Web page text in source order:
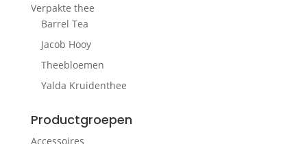
Verpakte thee
Barrel Tea
Jacob Hooy
Theebloemen
Yalda Kruidenthee
Productgroepen
Accessoires